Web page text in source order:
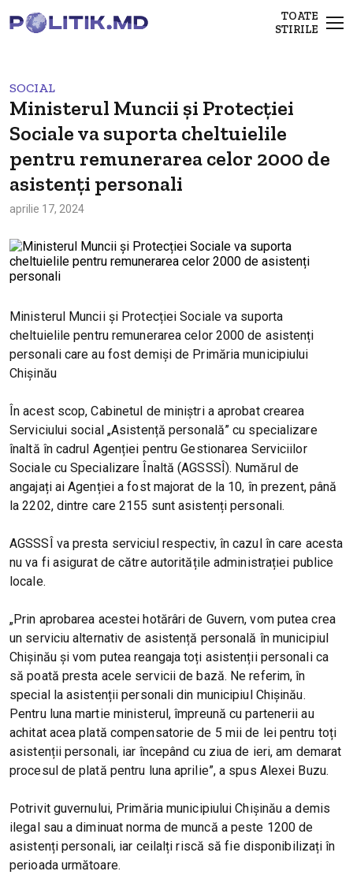
TOATE
STIRILE
SOCIAL
Ministerul Muncii și Protecției
Sociale va suporta cheltuielile
pentru remunerarea celor 2000 de
asistenți personali
aprilie 17, 2024
Ministerul Muncii și Protecției Sociale va suporta
cheltuielile pentru remunerarea celor 2000 de asistenți
personali care au fost demiși de Primăria municipiului
Chișinău
În acest scop, Cabinetul de miniștri a aprobat crearea
Serviciului social „Asistență personală” cu specializare
înaltă în cadrul Agenției pentru Gestionarea Serviciilor
Sociale cu Specializare Înaltă (AGSSSÎ). Numărul de
angajați ai Agenției a fost majorat de la 10, în prezent, până
la 2202, dintre care 2155 sunt asistenți personali.
AGSSSÎ va presta serviciul respectiv, în cazul în care acesta
nu va fi asigurat de către autoritățile administrației publice
locale.
„Prin aprobarea acestei hotărâri de Guvern, vom putea crea
un serviciu alternativ de asistență personală în municipiul
Chișinău și vom putea reangaja toți asistenții personali ca
să poată presta acele servicii de bază. Ne referim, în
special la asistenții personali din municipiul Chișinău.
Pentru luna martie ministerul, împreună cu partenerii au
achitat acea plată compensatorie de 5 mii de lei pentru toți
asistenții personali, iar începând cu ziua de ieri, am demarat
procesul de plată pentru luna aprilie”, a spus Alexei Buzu.
Potrivit guvernului, Primăria municipiului Chișinău a demis
ilegal sau a diminuat norma de muncă a peste 1200 de
asistenți personali, iar ceilalți riscă să fie disponibilizați în
perioada următoare.